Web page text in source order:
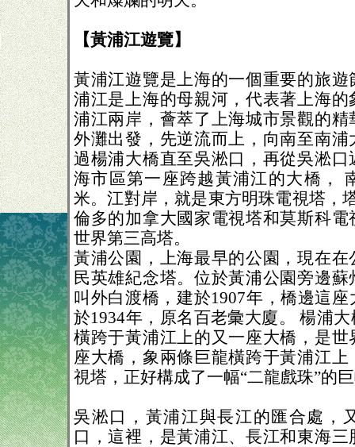
【黃浦江遊覽】
黃浦江遊覽是上海的一個重要的旅
浦江是上海的母親河，代表著上海
浦江兩岸，薈萃了上海城市景觀的
外灘出發，先逆流而上，向南至南
過楊浦大橋直至吳淞口，再從吳淞
海市區第一座跨越黃浦江的大橋，
米。江對岸，就是東方明珠電視塔，
倫多的加拿大國家電視塔和莫斯科
世界第三高塔。
黃浦公園，上海最早的公園，現在
民英雄紀念塔。位於黃浦公園旁邊
叫外白渡橋，建於1907年，橋邊這
於1934年，原名百老彙大廈。 楊浦
橫跨于黃浦江上的又一座大橋，是
座大橋，象兩條巨龍橫跨于黃浦江
視塔，正好構成了一幅“二龍戲珠”的
吳淞口，黃浦江與長江的匯合處，
口，這裡，是黃浦江、長江和東海